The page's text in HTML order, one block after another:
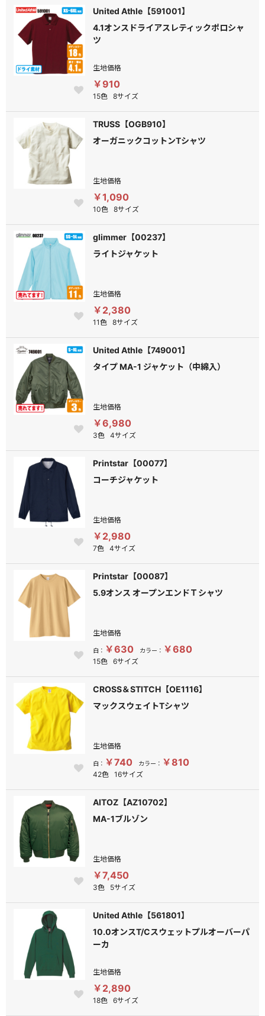
United Athle【591001】
4.1オンスドライアスレティックポロシャ
ツ
生地価格
￥910
15色 8サイズ
TRUSS【OGB910】
オーガニックコットンTシャツ
生地価格
￥1,090
10色 8サイズ
glimmer【00237】
ライトジャケット
生地価格
￥2,380
11色 8サイズ
United Athle【749001】
タイプ MA-1 ジャケット（中綿入）
生地価格
￥6,980
3色 4サイズ
Printstar【00077】
コーチジャケット
生地価格
￥2,980
7色 4サイズ
Printstar【00087】
5.9オンス オープンエンドＴシャツ
生地価格
白： ￥630 カラー： ￥680
15色 6サイズ
CROSS＆STITCH【OE1116】
マックスウェイトTシャツ
生地価格
白： ￥740 カラー： ￥810
42色 16サイズ
AITOZ【AZ10702】
MA-1ブルゾン
生地価格
￥7,450
3色 5サイズ
United Athle【561801】
10.0オンスT/Cスウェットプルオーバーパ
ーカ
生地価格
￥2,890
18色 6サイズ